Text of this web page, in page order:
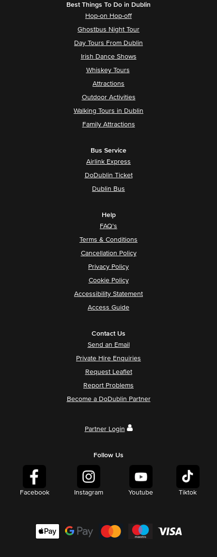
Best Things To Do in Dublin
Hop-on Hop-off
Ghostbus Night Tour
Day Tours From Dublin
Irish Dance Shows
Whiskey Tours
Attractions
Outdoor Activities
Walking Tours in Dublin
Family Attractions
Bus Service
Airlink Express
DoDublin Ticket
Dublin Bus
Help
FAQ's
Terms & Conditions
Cancellation Policy
Privacy Policy
Cookie Policy
Accessibility Statement
Access Guide
Contact Us
Send an Email
Private Hire Enquiries
Request Leaflet
Report Problems
Become a DoDublin Partner
Partner Login
Follow Us
Facebook Instagram Youtube Tiktok